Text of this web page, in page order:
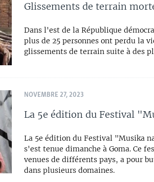
Glissements de terrain
Dans l'est de la République
plus de 25 personnes ont perdu la
glissements de terrain suite à des
NOVEMBRE 27, 2023
La 5e édition du Festival
La 5e édition du Festival "Musika
s'est tenue dimanche à Goma. Ce
venues de différents pays, a pour
dans plusieurs domaines.